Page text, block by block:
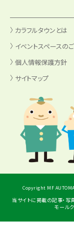
カラフルタウンとは
イベントスペースの
個人情報保護方針
サイトマップ
Copyright MF
当サイトに掲載の記事・写
モール